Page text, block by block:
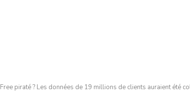
Free piraté ? Les données de 19 millions de clients auraient été